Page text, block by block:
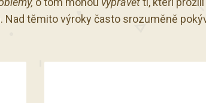
Nad těmito výroky často srozuměně